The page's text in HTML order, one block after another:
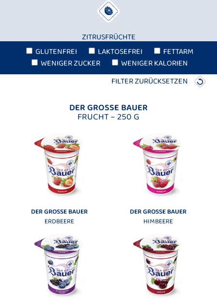
ZITRUSFRÜCHTE
GLUTENFREI
LAKTOSEFREI
FETTARM
WENIGER ZUCKER
WENIGER KALORIEN
FILTER ZURÜCKSETZEN
DER GROSSE BAUER
FRUCHT – 250 G
DER GROSSE BAUER
ERDBEERE
DER GROSSE BAUER
HIMBEERE